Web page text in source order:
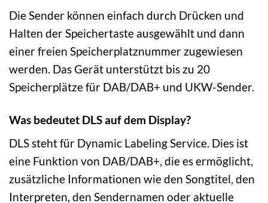
Die Sender können einfach durch Drücken und
Halten der Speichertaste ausgewählt und dann
einer freien Speicherplatznummer zugewiesen
werden. Das Gerät unterstützt bis zu 20
Speicherplätze für DAB/DAB+ und UKW-Sender.
Was bedeutet DLS auf dem Display?
DLS steht für Dynamic Labeling Service. Dies ist
eine Funktion von DAB/DAB+, die es ermöglicht,
zusätzliche Informationen wie den Songtitel, den
Interpreten, den Sendernamen oder aktuelle